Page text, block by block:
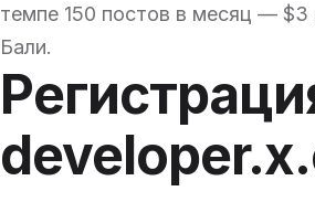
темпе 150 постов в месяц — $3
Бали.